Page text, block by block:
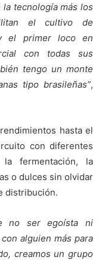
la tecnología más los
el cultivo de
el primer loco en
con todas sus
tengo un monte
tipo brasileñas”,
hasta el
con diferentes
fermentación, la
o dulces sin olvidar
distribución.
no ser egoísta ni
alguien más para
creamos un grupo